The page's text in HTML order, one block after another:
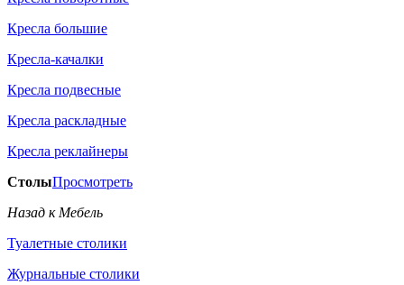
Кресла большие
Кресла-качалки
Кресла подвесные
Кресла раскладные
Кресла реклайнеры
СтолыПросмотреть
Назад к Мебель
Туалетные столики
Журнальные столики